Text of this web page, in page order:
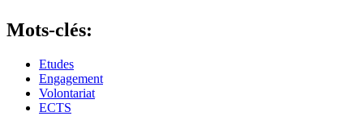
Mots-clés:
Etudes
Engagement
Volontariat
ECTS